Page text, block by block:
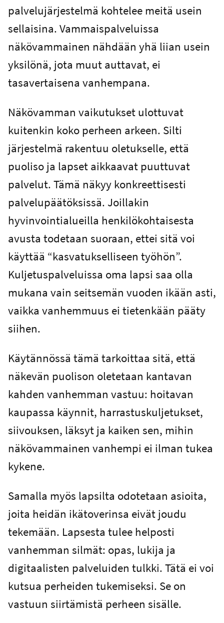
palvelujärjestelmä kohtelee meitä usein
sellaisina. Vammaispalveluissa
näkövammainen nähdään yhä liian usein
yksilönä, jota muut auttavat, ei
tasavertaisena vanhempana.
Näkövamman vaikutukset ulottuvat
kuitenkin koko perheen arkeen. Silti
järjestelmä rakentuu oletukselle, että
puoliso ja lapset aikkaavat puuttuvat
palvelut. Tämä näkyy konkreettisesti
palvelupäätöksissä. Joillakin
hyvinvointialueilla henkilökohtaisesta
avusta todetaan suoraan, ettei sitä voi
käyttää “kasvatukselliseen työhön”.
Kuljetuspalveluissa oma lapsi saa olla
mukana vain seitsemän vuoden ikään asti,
vaikka vanhemmuus ei tietenkään pääty
siihen.
Käytännössä tämä tarkoittaa sitä, että
näkevän puolison oletetaan kantavan
kahden vanhemman vastuu: hoitavan
kaupassa käynnit, harrastuskuljetukset,
siivouksen, läksyt ja kaiken sen, mihin
näkövammainen vanhempi ei ilman tukea
kykene.
Samalla myös lapsilta odotetaan asioita,
joita heidän ikätoverinsa eivät joudu
tekemään. Lapsesta tulee helposti
vanhemman silmät: opas, lukija ja
digitaalisten palveluiden tulkki. Tätä ei voi
kutsua perheiden tukemiseksi. Se on
vastuun siirtämistä perheen sisälle.